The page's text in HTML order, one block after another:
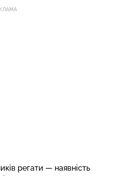
регати — наявність